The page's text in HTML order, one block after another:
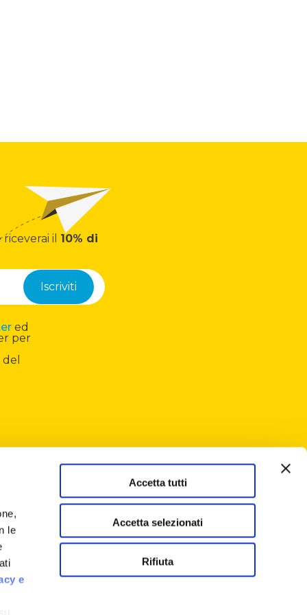
le
e
Accetta tutti
Accetta selezionati
Rifiuta
il 10% di
ed
per